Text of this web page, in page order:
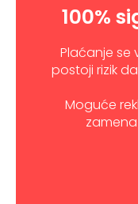
100%
Plaćanje se
postoji rizik
Moguće